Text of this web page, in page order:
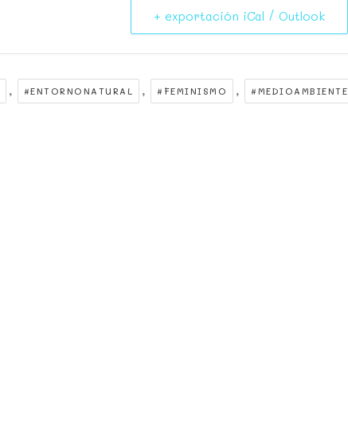
+ exportación iCal / Outlook
, #ENTORNONATURAL , #FEMINISMO , #MEDIOAMBIENTE